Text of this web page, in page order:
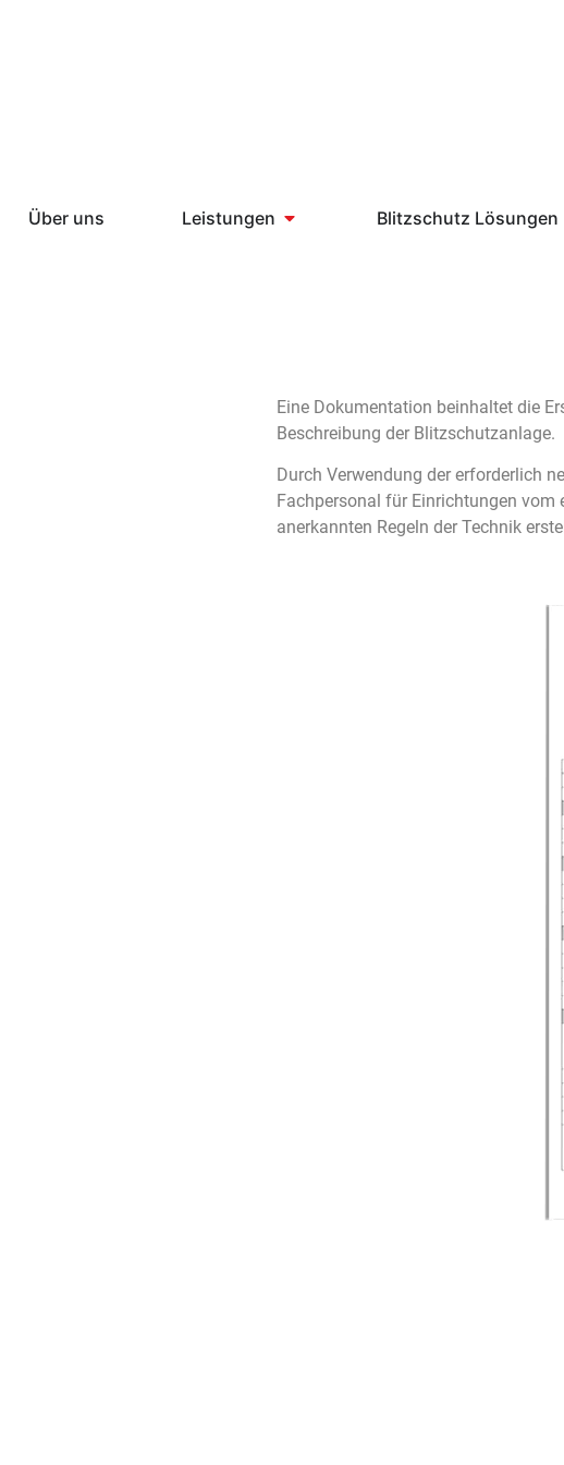
Über uns Leistungen Blitzschutz Lösungen
Eine Dokumentation beinhaltet die
Beschreibung der Blitzschutzanlage.
Durch Verwendung der erforderlich
Fachpersonal für Einrichtungen
anerkannten Regeln der Technik